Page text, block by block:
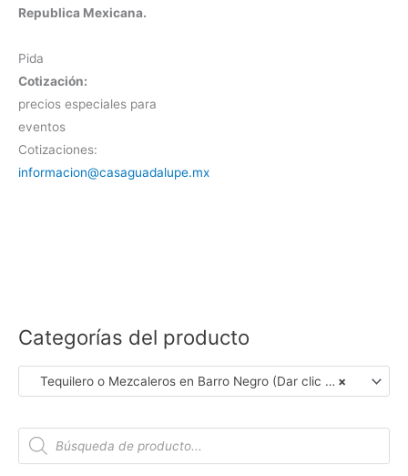
Republica Mexicana.
Pida
Cotización:
precios especiales para
eventos
Cotizaciones:
informacion@casaguadalupe.mx
Categorías del producto
×
Tequilero o Mezcaleros en Barro Negro (Dar clic en Foto para Ver Detalles)
B
q